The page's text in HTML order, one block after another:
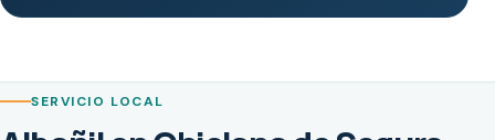
SERVICIO LOCAL